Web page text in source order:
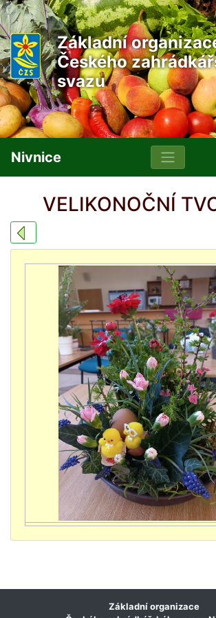
Základní
Českého
svazu
Nivnice
VELIKONOČNÍ
Základní organizace